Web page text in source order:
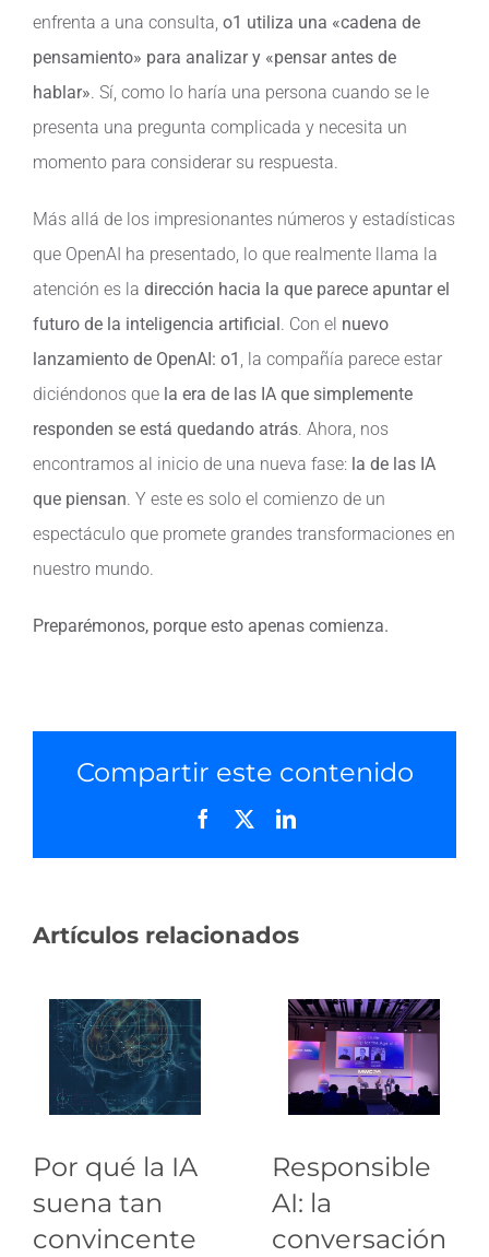
enfrenta a una consulta, o1 utiliza una «cadena de
pensamiento» para analizar y «pensar antes de
hablar». Sí, como lo haría una persona cuando se le
presenta una pregunta complicada y necesita un
momento para considerar su respuesta.
Más allá de los impresionantes números y estadísticas
que OpenAI ha presentado, lo que realmente llama la
atención es la dirección hacia la que parece apuntar el
futuro de la inteligencia artificial. Con el nuevo
lanzamiento de OpenAI: o1 , la compañía parece estar
diciéndonos que la era de las IA que simplemente
responden se está quedando atrás. Ahora, nos
encontramos al inicio de una nueva fase: la de las IA
que piensan. Y este es solo el comienzo de un
espectáculo que promete grandes transformaciones en
nuestro mundo.
Preparémonos, porque esto apenas comienza.
Compartir este contenido
Facebook LinkedIn
Artículos relacionados
Por qué la IA
suena tan
convincente
Responsible
AI: la
conversación